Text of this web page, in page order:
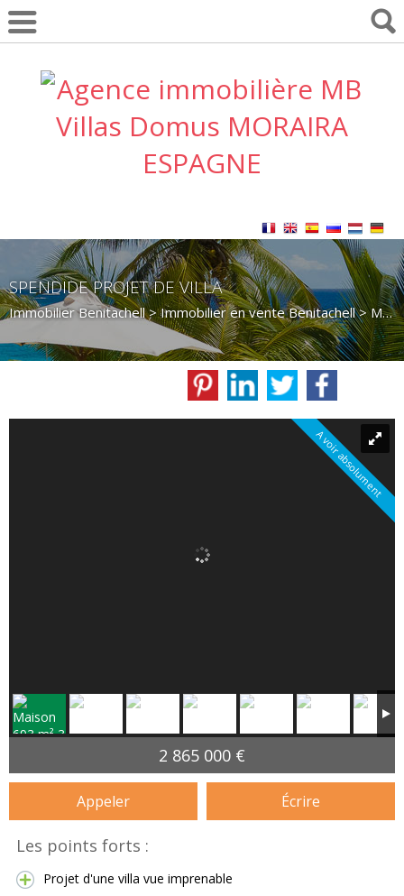
SPENDIDE PROJET DE VILLA
Immobilier Benitachell >Immobilier en vente Benitachell >Maison Villa en vente Benitachell
A voir absolument
2 865 000 €
Appeler Écrire
Les points forts :
Projet d'une villa vue imprenable